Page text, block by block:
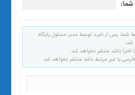
شما، پس از تایید توسط مدیر مسئول پایگاه
شد.
باشد منتشر نخواهد شد.
فارسی یا غیر مرتبط باشد منتشر نخواهد شد.